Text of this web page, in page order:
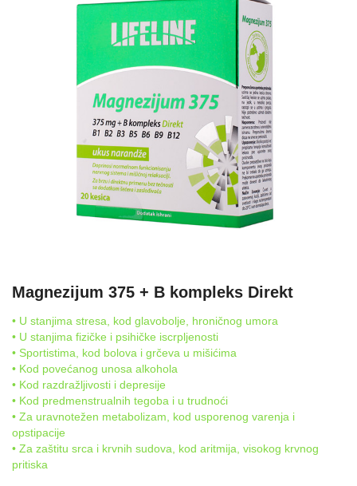
Magnezijum 375 + B kompleks Direkt
• U stanjima stresa, kod glavobolje, hroničnog umora
• U stanjima fizičke i psihičke iscrpljenosti
• Sportistima, kod bolova i grčeva u mišićima
• Kod povećanog unosa alkohola
• Kod razdražljivosti i depresije
• Kod predmenstrualnih tegoba i u trudnoći
• Za uravnotežen metabolizam, kod usporenog varenja i
opstipacije
• Za zaštitu srca i krvnih sudova, kod aritmija, visokog krvnog
pritiska